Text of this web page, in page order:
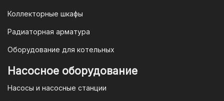
Коллекторные шкафы
Радиаторная арматура
Оборудование для котельных
Насосное оборудование
Насосы и насосные станции